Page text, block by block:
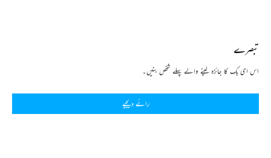
تبصرے
اس ای بک کا جائزہ لینے والے پہلے شخص بنیں۔
رائے دیجیے